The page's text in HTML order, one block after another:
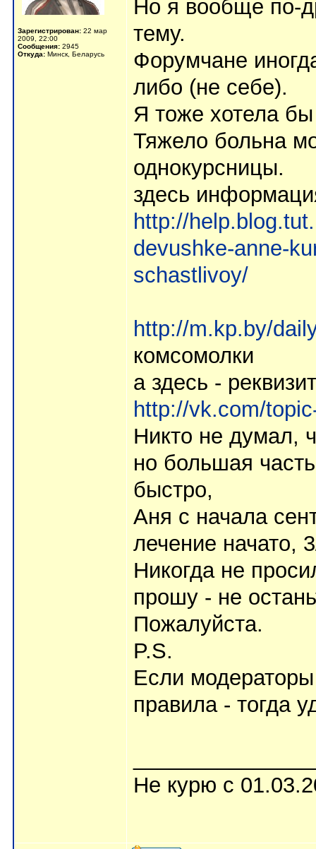
Зарегистрирован: 22 мар
2009, 22:00
Сообщения: 2945
Откуда: Минск, Беларусь
Но я вообще по-
тему.
Форумчане
либо (не себе).
Я тоже хотела бы
Тяжело больна
однокурсницы.
здесь
http://
devushke-anne-
schastlivoy/
http://m.kp.by/
комсомолки
а здесь -
http://vk.com/
Никто не думал,
но большая
быстро,
Аня с начала
лечение начато,
Никогда не
прошу - не
Пожалуйста.
P.S.
Если
правила - тогда
Не курю с